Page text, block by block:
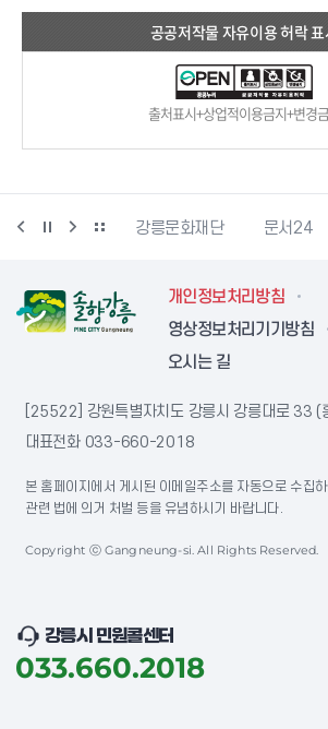
공공저작물 자유이용 허락 표
출처표시+상업적이용금지+변경
학산업진흥원 강릉문화재단 문서24
개인정보처리방침
영상정보처리기기방침
오시는 길
[25522] 강원특별자치도 강릉시 강릉대로 33 (
대표전화 033-660-2018
본 홈페이지에서 게시된 이메일주소를 자동으로 수집
관련 법에 의거 처벌 등을 유념하시기 바랍니다.
Copyright ⓒ Gangneung-si. All Rights Reserved.
강릉시 민원콜센터
033.660.2018